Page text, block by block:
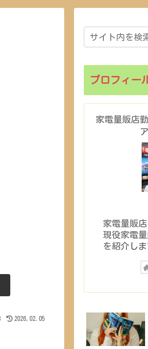
2026.02.05
プロフィー
家電量販店
家電量販店
現役家電
を紹介し